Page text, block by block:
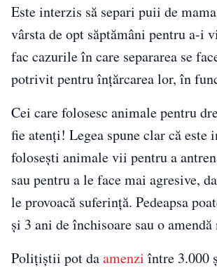
Este interzis să separi puii de
vârsta de opt săptămâni pentru a-i
fac cazurile în care separarea se
potrivit pentru înțărcarea lor, în
Cei care folosesc animale pentru
fie atenți! Legea spune clar că este
folosești animale vii pentru a
sau pentru a le face mai agresive,
le provoacă suferință. Pedeapsa
și 3 ani de închisoare sau o amendă
Polițiștii pot daamenziîntre 3.000